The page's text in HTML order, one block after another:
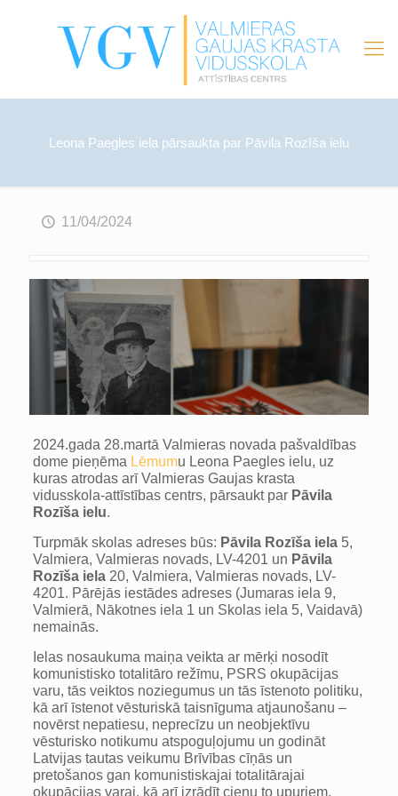
Leona Paegles iela pārsaukta par Pāvila Rozīša ielu
11/04/2024
2024.gada 28.martā Valmieras novada pašvaldības
dome pieņēma Lēmumu Leona Paegles ielu, uz
kuras atrodas arī Valmieras Gaujas krasta
vidusskola-attīstības centrs, pārsaukt parPāvila
Rozīša ielu.
Turpmāk skolas adreses būs: Pāvila Rozīša iela 5,
Valmiera, Valmieras novads, LV-4201 un Pāvila
Rozīša iela 20, Valmiera, Valmieras novads, LV-
4201. Pārējās iestādes adreses (Jumaras iela 9,
Valmierā, Nākotnes iela 1 un Skolas iela 5, Vaidavā)
nemainās.
Ielas nosaukuma maiņa veikta ar mērķi nosodīt
komunistisko totalitāro režīmu, PSRS okupācijas
varu, tās veiktos noziegumus un tās īstenoto politiku,
kā arī īstenot vēsturiskā taisnīguma atjaunošanu –
novērst nepatiesu, neprecīzu un neobjektīvu
vēsturisko notikumu atspoguļojumu un godināt
Latvijas tautas veikumu Brīvības cīņās un
pretošanos gan komunistiskajai totalitārajai
okupācijas varai, kā arī izrādīt cieņu to upuriem.